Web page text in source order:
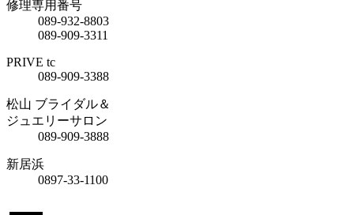
修理専用番号
089-932-8803
089-909-3311
PRIVE tc
089-909-3388
松山 ブライダル＆
ジュエリーサロン
089-909-3888
新居浜
0897-33-1100